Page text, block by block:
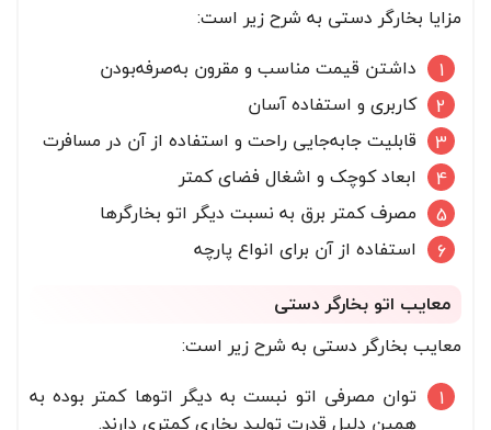
مزایا بخارگر دستی به شرح زیر است:
داشتن قیمت مناسب و مقرون به‌صرفه‌بودن
کاربری و استفاده آسان
قابلیت جابه‌جایی راحت و استفاده از آن در مسافرت
ابعاد کوچک و اشغال فضای کمتر
مصرف کمتر برق به نسبت دیگر اتو بخارگرها
استفاده از آن برای انواع پارچه
معایب اتو بخارگر دستی
معایب بخارگر دستی به شرح زیر است:
توان مصرفی اتو نبست به دیگر اتوها کمتر بوده به
همین دلیل قدرت تولید بخاری کمتری دارند.